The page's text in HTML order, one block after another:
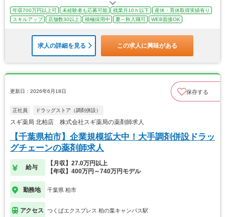
年収700万円以上可 未経験者も応募可能 残業月10ｈ以下
産休・育休取得実績有り
スキルアップ
店舗数30以上 積極採用中 夏～秋入職可 WEB面接OK
求人の詳細を見る この求人に興味がある
更新日：2026年6月18日 保存する
正社員 ドラッグストア（調剤併設）
スギ薬局 北柏店 株式会社スギ薬局の薬剤師求人
【千葉県柏市】企業規模拡大中！大手調剤併設ドラッ
グチェーンの薬剤師求人
給与
【月収】27.0万円以上
【年収】400万円～740万円モデル
勤務地 千葉県 柏市
アクセス つくばエクスプレス 柏の葉キャンパス駅